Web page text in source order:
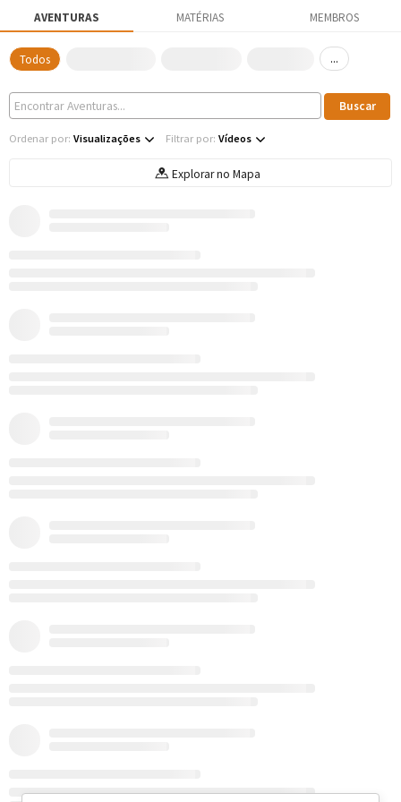
AVENTURAS MATÉRIAS MEMBROS
Todos ...
Ordenar por: Visualizações Filtrar por: Vídeos
Explorar no Mapa